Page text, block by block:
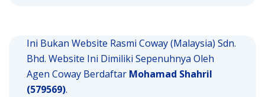
Ini Bukan Website Rasmi Coway (Malaysia) Sdn.
Bhd. Website Ini Dimiliki Sepenuhnya Oleh
Agen Coway Berdaftar Mohamad Shahril
(579569).